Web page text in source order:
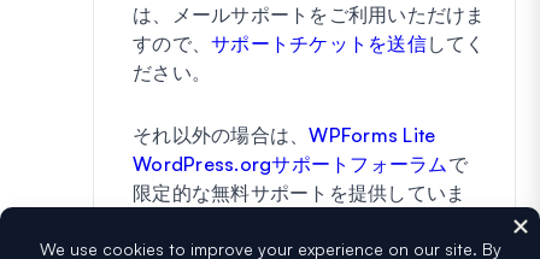
は、メールサポートをご利用いただけま
すので、 サポートチケットを送信してく
ださい。
それ以外の場合は、WPForms Lite
WordPress.orgサポートフォーラム で
限定的な無料サポートを提供していま